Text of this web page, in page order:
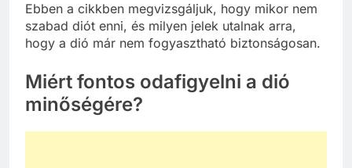
Ebben a cikkben megvizsgáljuk, hogy mikor nem
szabad diót enni, és milyen jelek utalnak arra,
hogy a dió már nem fogyasztható biztonságosan.
Miért fontos odafigyelni a dió
minőségére?